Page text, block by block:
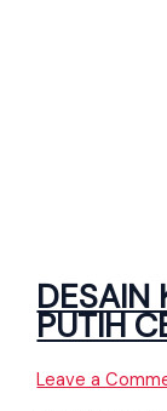
DESAIN
PUTIH
Leave a